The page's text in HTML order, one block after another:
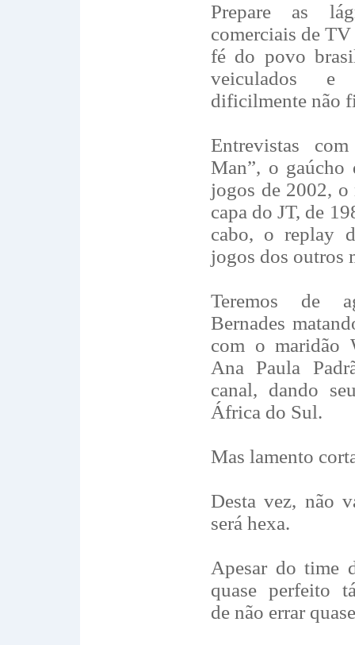
Prepare as
comerciais de
fé do povo
veiculados
dificilmente não
Entrevistas
Man”, o
jogos de 2002, o
capa do JT, de
cabo, o replay
jogos dos outros
Teremos de
Bernades
com o maridão
Ana Paula
canal, dando
África do Sul.
Mas lamento
Desta vez, não
será hexa.
Apesar do time
quase perfeito
de não errar